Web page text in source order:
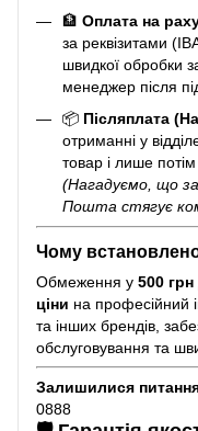
🏦 Оплата на
за реквізитами
швидкої обробки
менеджер після
📦 Післяплата
отриманні у
товар і лише потім
(Нагадуємо, що
Пошта стягує
Чому
Обмеження у 500 грн
ціни на професійний
та інших брендів,
обслуговування та
Залишилися
0888